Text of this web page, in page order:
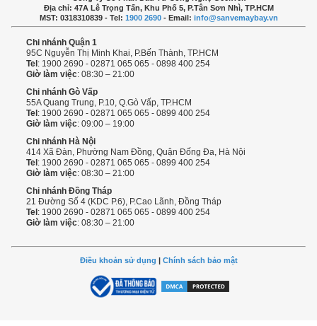
Địa chỉ: 47A Lê Trọng Tấn, Khu Phố 5, P.Tân Sơn Nhì, TP.HCM
MST: 0318310839 - Tel: 1900 2690- Email: info@sanvemaybay.vn
Chi nhánh Quận 1
95C Nguyễn Thị Minh Khai, P.Bến Thành, TP.HCM
Tel : 1900 2690 - 02871 065 065 - 0898 400 254
Giờ làm việc: 08:30 – 21:00
Chi nhánh Gò Vấp
55A Quang Trung, P.10, Q.Gò Vấp, TP.HCM
Tel : 1900 2690 - 02871 065 065 - 0899 400 254
Giờ làm việc: 09:00 – 19:00
Chi nhánh Hà Nội
414 Xã Đàn, Phường Nam Đồng, Quận Đống Đa, Hà Nội
Tel : 1900 2690 - 02871 065 065 - 0899 400 254
Giờ làm việc: 08:30 – 21:00
Chi nhánh Đồng Tháp
21 Đường Số 4 (KDC P.6), P.Cao Lãnh, Đồng Tháp
Tel : 1900 2690 - 02871 065 065 - 0899 400 254
Giờ làm việc: 08:30 – 21:00
Điều khoản sử dụng | Chính sách bảo mật